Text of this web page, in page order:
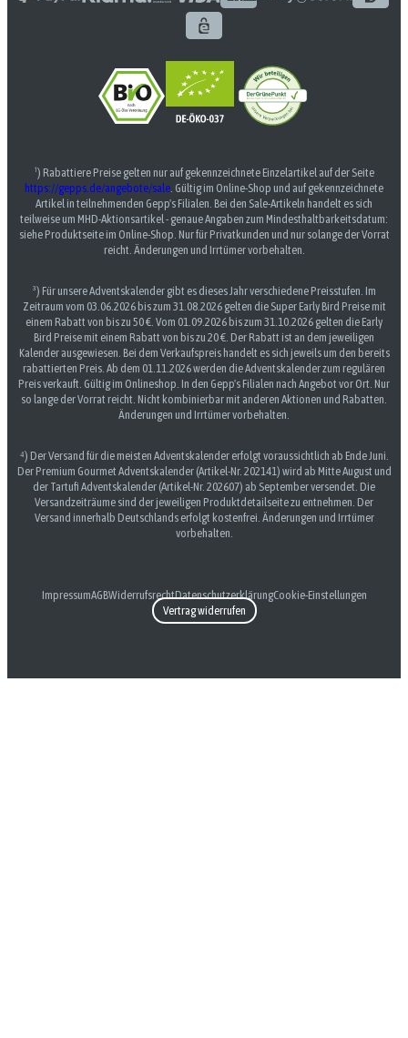
¹) Rabattiere Preise gelten nur auf gekennzeichnete Einzelartikel auf der Seite
https://gepps.de/angebote/sale . Gültig im Online-Shop und auf gekennzeichnete
Artikel in teilnehmenden Gepp's Filialen. Bei den Sale-Artikeln handelt es sich
teilweise um MHD-Aktionsartikel - genaue Angaben zum Mindesthaltbarkeitsdatum:
siehe Produktseite im Online-Shop. Nur für Privatkunden und nur solange der Vorrat
reicht. Änderungen und Irrtümer vorbehalten.
³) Für unsere Adventskalender gibt es dieses Jahr verschiedene Preisstufen. Im
Zeitraum vom 03.06.2026 bis zum 31.08.2026 gelten die Super Early Bird Preise mit
einem Rabatt von bis zu 50 €. Vom 01.09.2026 bis zum 31.10.2026 gelten die Early
Bird Preise mit einem Rabatt von bis zu 20 €. Der Rabatt ist an dem jeweiligen
Kalender ausgewiesen. Bei dem Verkaufspreis handelt es sich jeweils um den bereits
rabattierten Preis. Ab dem 01.11.2026 werden die Adventskalender zum regulären
Preis verkauft. Gültig im Onlineshop. In den Gepp's Filialen nach Angebot vor Ort. Nur
so lange der Vorrat reicht. Nicht kombinierbar mit anderen Aktionen und Rabatten.
Änderungen und Irrtümer vorbehalten.
⁴) Der Versand für die meisten Adventskalender erfolgt voraussichtlich ab Ende Juni.
Der Premium Gourmet Adventskalender (Artikel-Nr. 202141) wird ab Mitte August und
der Tartufi Adventskalender (Artikel-Nr. 202607) ab September versendet. Die
Versandzeiträume sind der jeweiligen Produktdetailseite zu entnehmen. Der
Versand innerhalb Deutschlands erfolgt kostenfrei. Änderungen und Irrtümer
vorbehalten.
ImpressumAGBWiderrufsrechtDatenschutzerklärungCookie-Einstellungen
Vertrag widerrufen